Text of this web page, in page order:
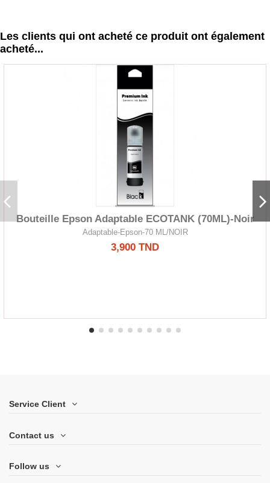
Les clients qui ont acheté ce produit ont également
acheté...
Bouteille Epson Adaptable ECOTANK (70ML)-Noir
Adaptable-Epson-70 ML/NOIR
3,900 TND
Service Client
Contact us
Follow us